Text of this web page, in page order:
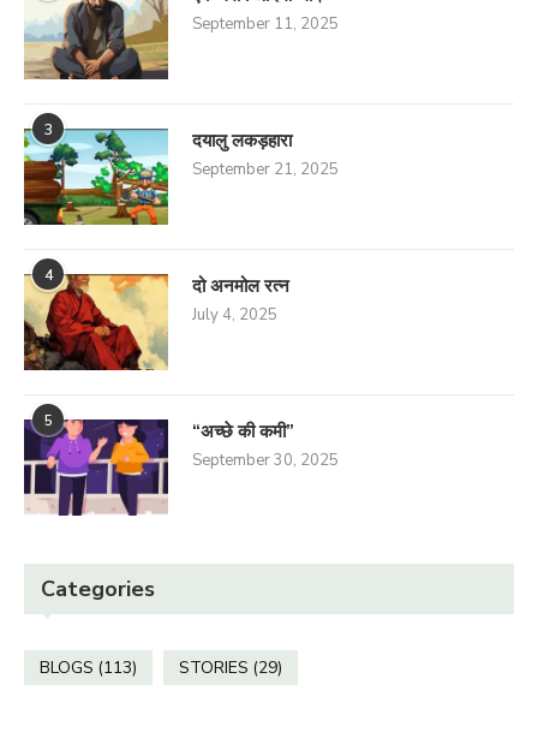
September 11, 2025
3 दयालु लकड़हारा
September 21, 2025
4 दो अनमोल रत्न
July 4, 2025
5 “अच्छे की कमी”
September 30, 2025
Categories
BLOGS (113) STORIES (29)